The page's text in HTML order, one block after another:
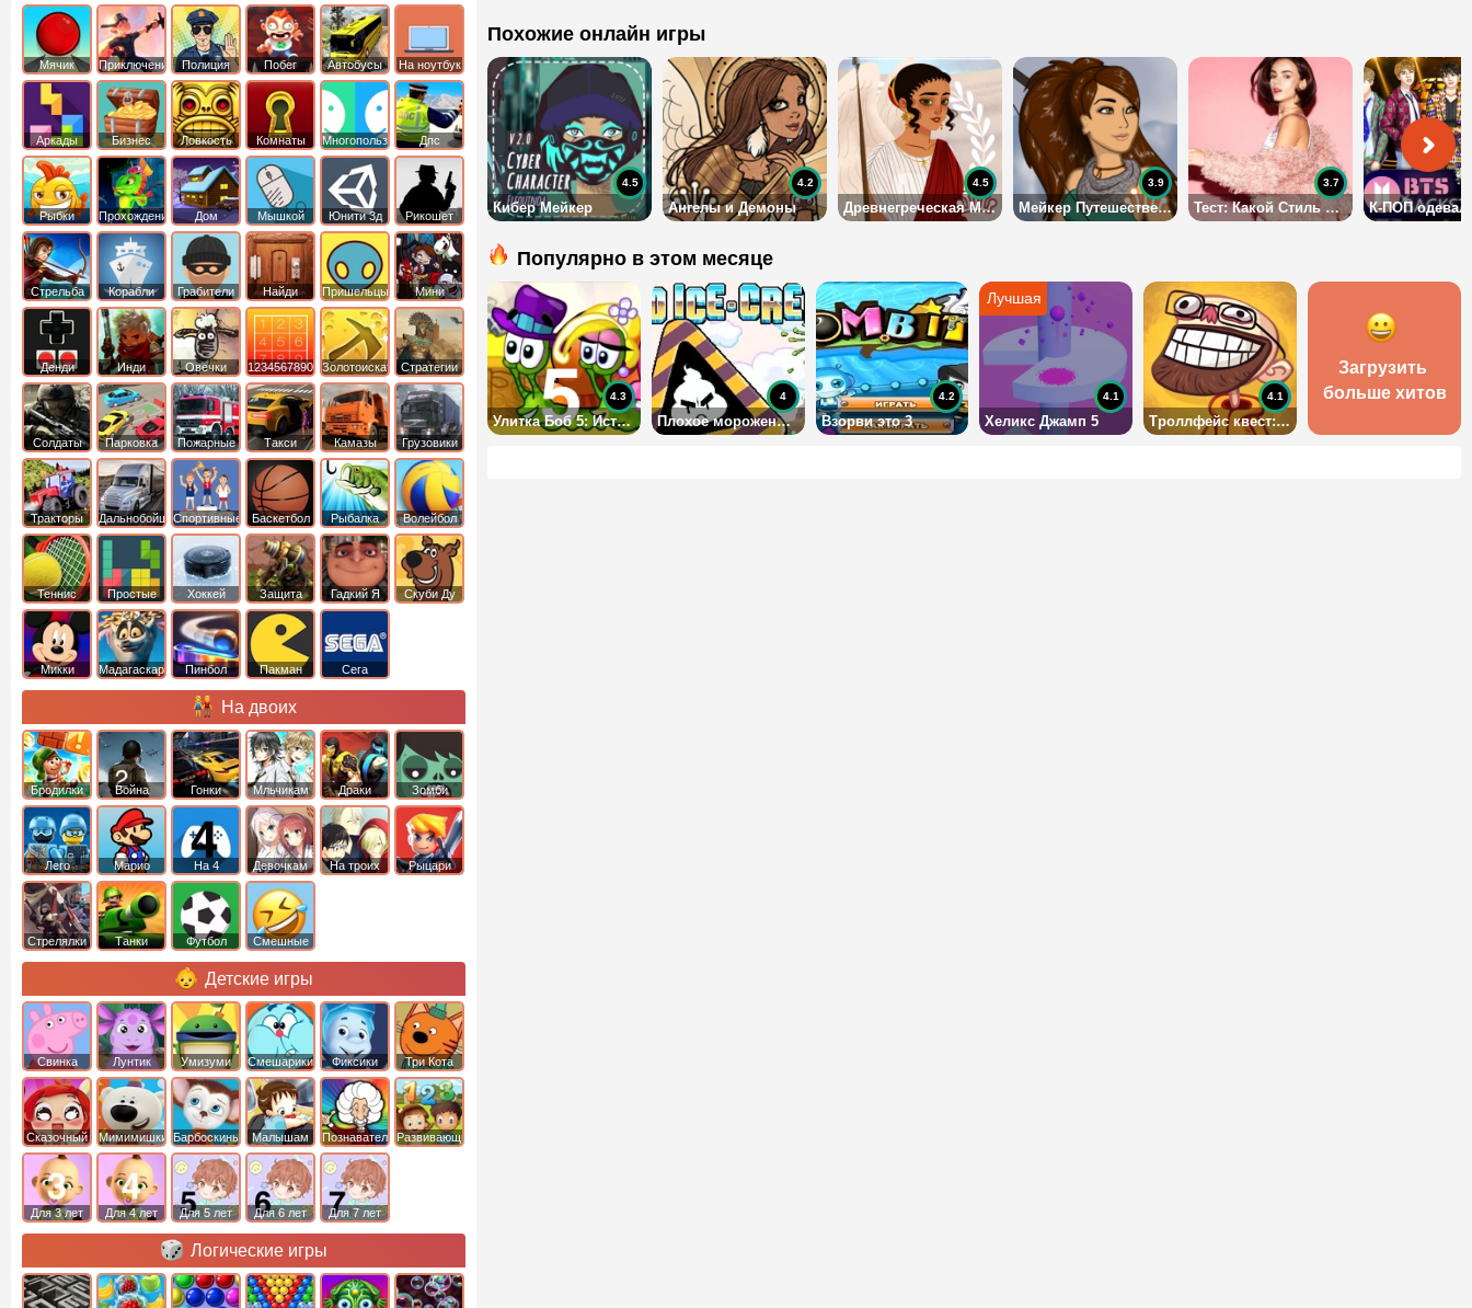
Похожие онлайн игры
Кибер Мейкер
4.5
Ангелы и Демоны
4.2
Древнегреческая Модница Мейкер
4.5
Мейкер Путешественницы
3.9
Тест: Какой Стиль в Одежде Тебе Подходит?
3.7
К-ПОП
Популярно в этом месяце
Улитка Боб 5: История любви
4.3
Плохое мороженое 3 на двоих
4
Взорви это 3
4.2
Хеликс Джамп 5
4.1
Троллфейс квест: Видео мемы и телешоу: 2
4.1
Загрузить
больше хитов
Мячик Приключения Полиция Побег Автобусы На ноутбук
Аркады
Бизнес
симуляторы
Ловкость Комнаты Многопользовательские
Дпс
Рыбки Прохождение Дом Мышкой Юнити 3д Рикошет
Cтрельба
из лука
Корабли Грабители
Найди
выход
Пришельцы Мини
Денди Инди
Овечки
идут домой
1234567890 ЗолотоискательСтратегии
Солдаты
Парковка
машин
Пожарные
машины
Такси Камазы Грузовики
Тракторы ДальнобойщикиСпортивные Баскетбол Рыбалка Волейбол
Теннис Простые Хоккей
Защита
башни
Гадкий Я Скуби Ду
Микки
Мадагаскар Пинбол Пакман Сега
На двоих
Бродилки Война Гонки Мльчикам Драки Зомби
Лего Марио На 4 Девочкам На троих Рыцари
Стрелялки Танки Футбол Смешные
Детские игры
Свинка
Пеппа
Лунтик Умизуми Смешарики Фиксики Три Кота
Сказочный
патруль
Мимимишки Барбоскины Малышам ПознавательныеРазвивающие
Для 3 лет Для 4 лет Для 5 лет Для 6 лет Для 7 лет
Логические игры